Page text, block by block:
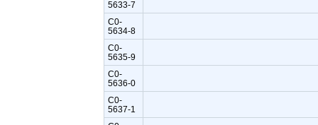
5633-7
C0-
5634-8
C0-
5635-9
C0-
5636-0
C0-
5637-1